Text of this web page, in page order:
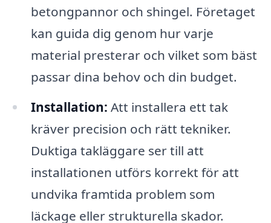
betongpannor och shingel. Företaget
kan guida dig genom hur varje
material presterar och vilket som bäst
passar dina behov och din budget.
Installation: Att installera ett tak
kräver precision och rätt tekniker.
Duktiga takläggare ser till att
installationen utförs korrekt för att
undvika framtida problem som
läckage eller strukturella skador.